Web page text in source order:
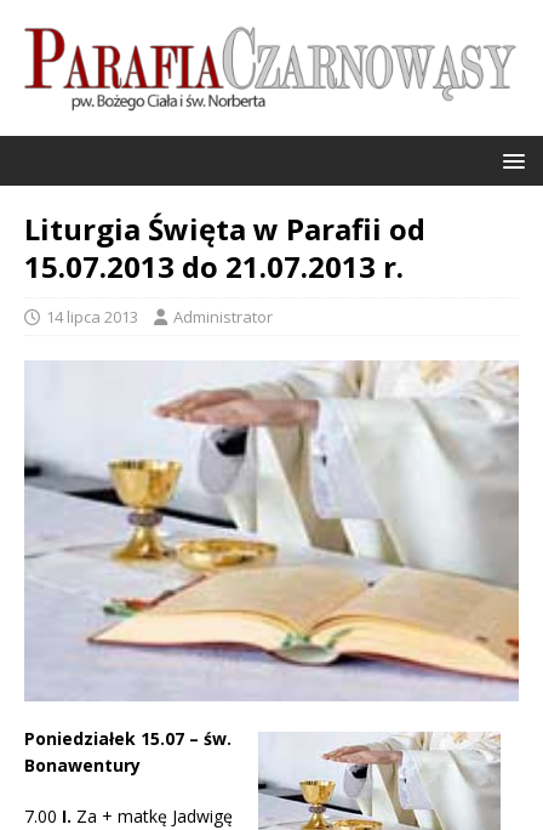
Liturgia Święta w Parafii od
15.07.2013 do 21.07.2013 r.
14 lipca 2013 Administrator
Poniedziałek 15.07 – św.
Bonawentury
7.00 I. Za + matkę Jadwigę